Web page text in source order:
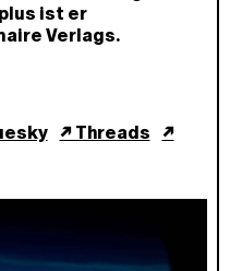
ist er
Verlags.
↗ Threads
↗